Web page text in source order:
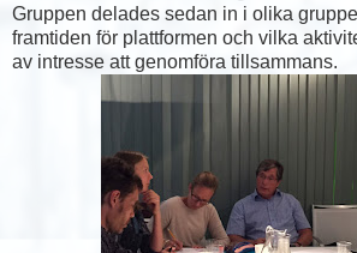
Gruppen delades sedan in i olika
framtiden för plattformen och vilka
av intresse att genomföra tillsammans.